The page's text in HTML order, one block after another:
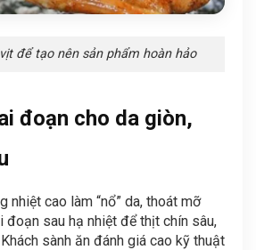
để tạo nên sản phẩm hoàn hảo
đoạn cho da giòn,
nhiệt cao làm “nổ” da, thoát mỡ
đoạn sau hạ nhiệt để thịt chín sâu,
sành ăn đánh giá cao kỹ thuật